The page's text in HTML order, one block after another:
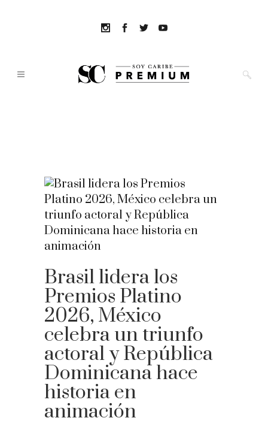
Brasil lidera los
Premios Platino
2026, México
celebra un triunfo
actoral y República
Dominicana hace
historia en
animación